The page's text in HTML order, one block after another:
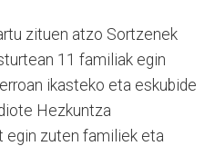
zituen atzo Sortzenek
11 familiak egin
ikasteko eta eskubide
Hezkuntza
egin zuten familiek eta